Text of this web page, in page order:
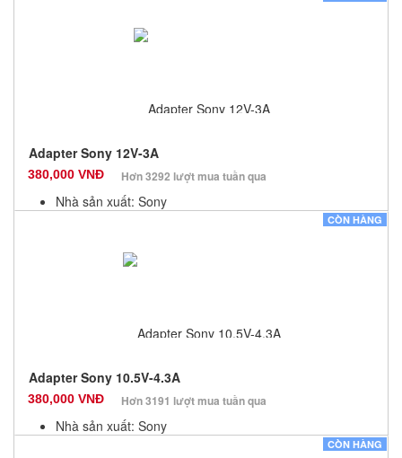
Adapter Sony 12V-3A
380,000 VNĐ Hơn 3292 lượt mua tuần qua
Nhà sản xuất: Sony
Số lượng: 10
CÒN HÀNG
Adapter Sony 10.5V-4.3A
380,000 VNĐ Hơn 3191 lượt mua tuần qua
Nhà sản xuất: Sony
CÒN HÀNG